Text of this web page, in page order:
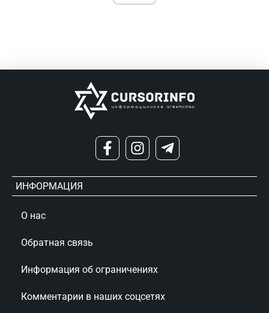
ИНФОРМАЦИЯ
О нас
Обратная связь
Информация об ограничениях
Комментарии в наших соцсетях